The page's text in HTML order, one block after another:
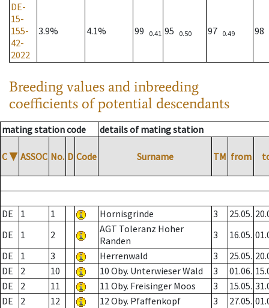
DE-
15-
155-
42-
2022
3.9% 4.1% 99 0.41 95 0.50 97 0.49 98
Breeding values and inbreeding
coefficients of potential descendants
mating station code details of mating station
C ▼ ASSOC No. D Code Surname TM from
DE 1 1 Hornisgrinde 3 25.05.
DE
1 2
AGT Toleranz Hoher
Randen
3 16.05.
DE
1 3 Herrenwald 3 25.05.
DE
2 10 10 Oby. Unterwieser Wald 3 01.06.
DE
2 11 11 Oby. Freisinger Moos 3 15.05.
DE
2 12 12 Oby. Pfaffenkopf 3 27.05.